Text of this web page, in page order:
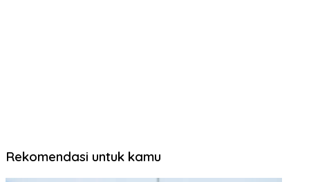
Rekomendasi untuk kamu